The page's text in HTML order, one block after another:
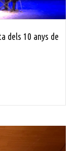
dels 10 anys de